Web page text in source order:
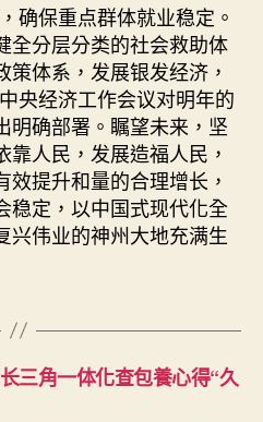
确保重点群体就业稳定。
全分层分类的社会救助体
体系，发展银发经济，
央经济工作会议对明年的
明确部署。瞩望未来，坚
人民，发展造福人民，
提升和量的合理增长，
稳定，以中国式现代化全
兴伟业的神州大地充满生
三角一体化查包養心得“久